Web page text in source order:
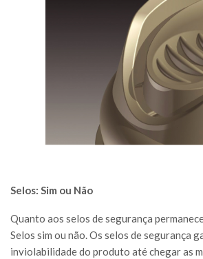
Selos: Sim ou Não
Quanto aos selos de segurança
Selos sim ou não. Os selos de segurança
inviolabilidade do produto até chegar as